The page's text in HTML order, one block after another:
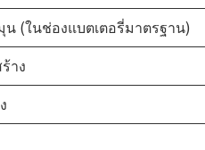
(ในช่องแบตเตอรี่มาตรฐาน)
าง